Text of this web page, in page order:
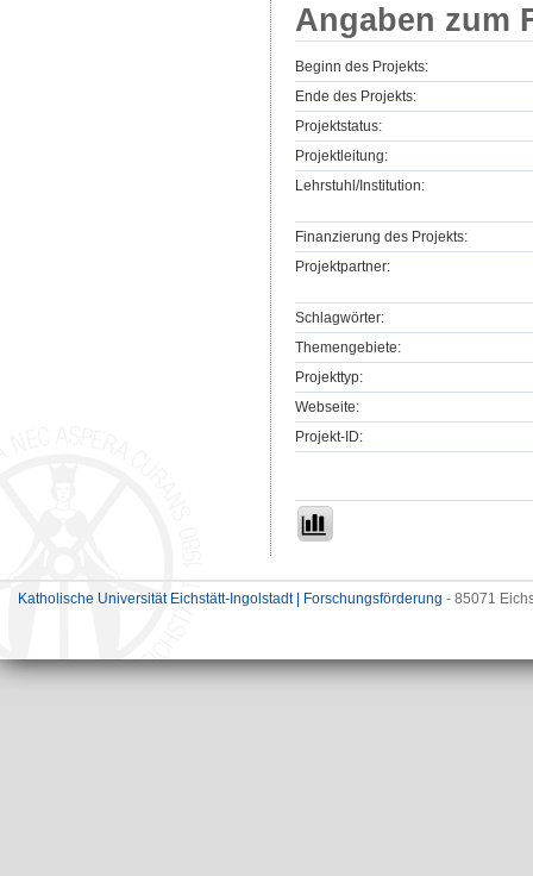
Angaben zum
Beginn des Projekts:
Ende des Projekts:
Projektstatus:
Projektleitung:
Lehrstuhl/Institution:
Finanzierung des Projekts:
Projektpartner:
Schlagwörter:
Themengebiete:
Projekttyp:
Webseite:
Projekt-ID:
Katholische Universität Eichstätt-Ingolstadt | Forschungsförderung - 85071